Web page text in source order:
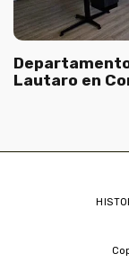
Lautaro en